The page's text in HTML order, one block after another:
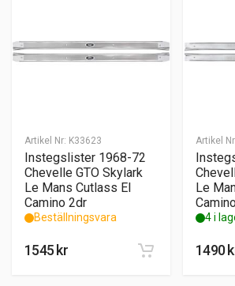
Artikel Nr: K33623
Instegslister 1968-72
Chevelle GTO Skylark
Le Mans Cutlass El
Camino 2dr
Beställningsvara
1545kr
Artikel
Le
4 i
1490